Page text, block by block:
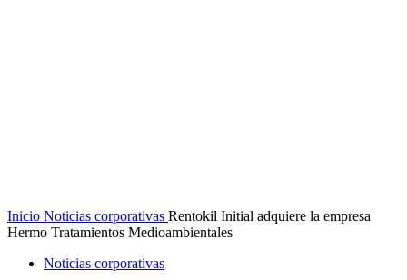
Inicio Noticias corporativas Rentokil Initial adquiere la empresa
Hermo Tratamientos Medioambientales
Noticias corporativas